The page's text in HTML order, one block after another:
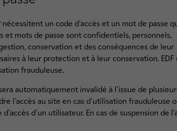
nécessitent un code d'accès et un mot de passe
et mots de passe sont confidentiels, personnels,
conservation et des conséquences de leur
à leur protection et à leur conservation. EDF
frauduleuse.
automatiquement invalidé à l'issue de
l'accès au site en cas d'utilisation frauduleuse
d'un utilisateur. En cas de suspension de